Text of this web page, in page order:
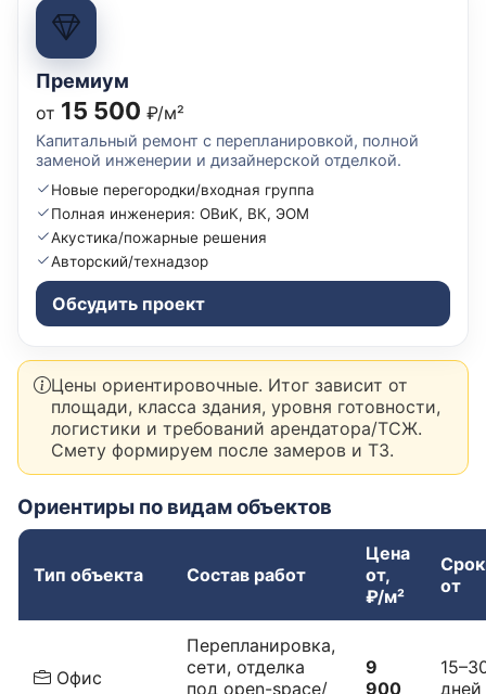
Премиум
от 15 500 ₽/м²
Капитальный ремонт с перепланировкой, полной
заменой инженерии и дизайнерской отделкой.
Новые перегородки/входная группа
Полная инженерия: ОВиК, ВК, ЭОМ
Акустика/пожарные решения
Авторский/технадзор
Обсудить проект
Цены ориентировочные. Итог зависит от
площади, класса здания, уровня готовности,
логистики и требований арендатора/ТСЖ.
Смету формируем после замеров и ТЗ.
Ориентиры по видам объектов
Тип объекта Состав работ
Цена
от,
₽/м²
от
Офис
Перепланировка,
сети, отделка
под open-space/
9
900
дней